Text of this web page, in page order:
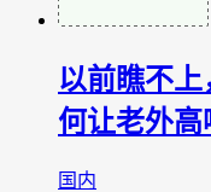
以前瞧不上
何让老外高
国内